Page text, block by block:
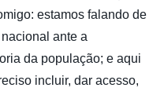
estamos falando de
ante a
da população; e aqui
incluir, dar acesso,